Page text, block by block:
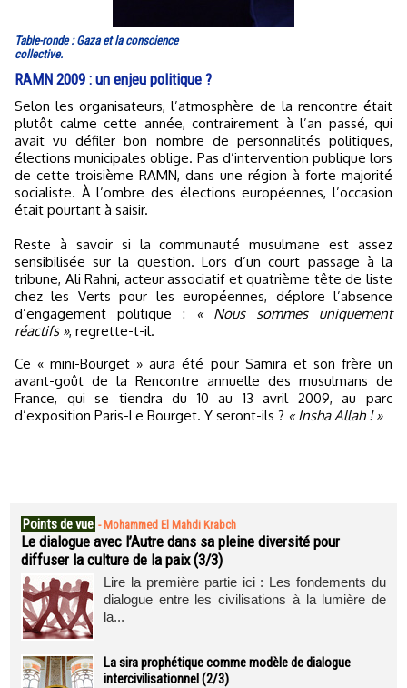
Table-ronde : Gaza et la conscience
collective.
RAMN 2009 : un enjeu politique ?
Selon les organisateurs, l’atmosphère de la rencontre était
plutôt calme cette année, contrairement à l’an passé, qui
avait vu défiler bon nombre de personnalités politiques,
élections municipales oblige. Pas d’intervention publique lors
de cette troisième RAMN, dans une région à forte majorité
socialiste. À l’ombre des élections européennes, l’occasion
était pourtant à saisir.
Reste à savoir si la communauté musulmane est assez
sensibilisée sur la question. Lors d’un court passage à la
tribune, Ali Rahni, acteur associatif et quatrième tête de liste
chez les Verts pour les européennes, déplore l’absence
d’engagement politique :
« Nous sommes uniquement
réactifs », regrette-t-il.
Ce « mini-Bourget » aura été pour Samira et son frère un
avant-goût de la Rencontre annuelle des musulmans de
France, qui se tiendra du 10 au 13 avril 2009, au parc
d’exposition Paris-Le Bourget. Y seront-ils ? « Insha Allah ! »
Points de vue - Mohammed El Mahdi Krabch
Le dialogue avec l’Autre dans sa pleine diversité pour
diffuser la culture de la paix (3/3)
Lire la première partie ici : Les fondements du
dialogue entre les civilisations à la lumière de
la...
La sira prophétique comme modèle de dialogue
intercivilisationnel (2/3)